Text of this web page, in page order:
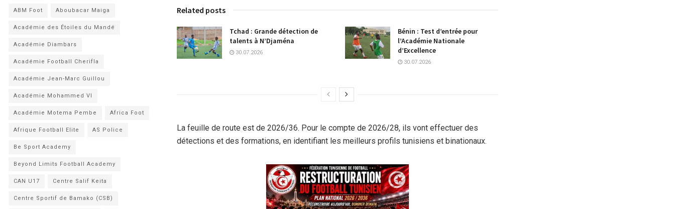
Related posts
Tchad : Grande détection de
talents à N’Djaména
30.07.2026
Bénin : Test d’entrée pour
l’Académie Nationale
d’Excellence
30.07.2026
La feuille de route est de 2026/36. Pour le compte de 2026/28, ils vont effectuer des
détections et des formations, en identifiant les meilleurs profils tunisiens et binationaux.
ABM Foot Aboubacar Maiga
Académie des Étoiles du Mandé
Académie Diambars
Académie Football Cherifla
Académie Jean-Marc Guillou
Académie Mohammed VI
Académie Motema Pembe Africa Foot
Afrique Football Elite AS Police
Be Sport Academy
Beyond Limits Football Academy
CAN U17 Centre Salif Keita
Centre Sportif de Bamako (CSB)